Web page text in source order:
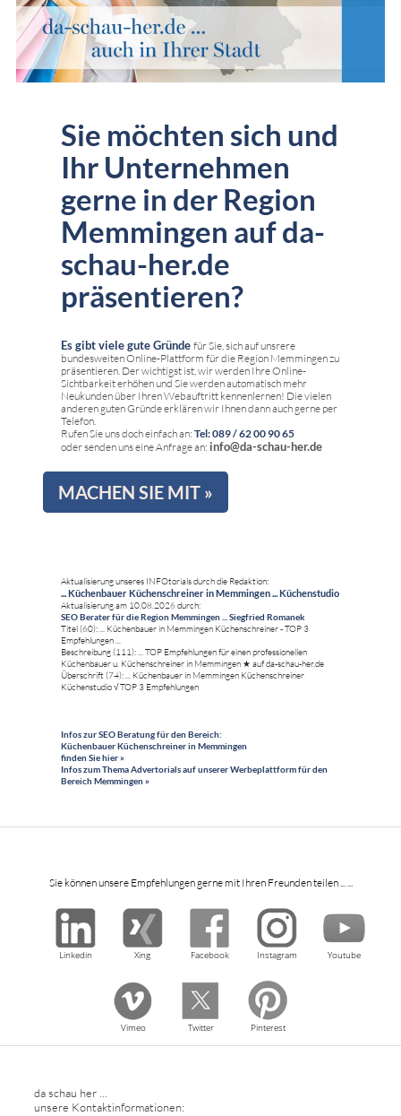
Sie möchten sich und
Ihr Unternehmen
gerne in der Region
Memmingen auf da-
schau-her.de
präsentieren?
Es gibt viele gute Gründe für Sie, sich auf unsrere
bundesweiten Online-Plattform für die Region Memmingen zu
präsentieren. Der wichtigst ist, wir werden Ihre Online-
Sichtbarkeit erhöhen und Sie werden automatisch mehr
Neukunden über Ihren Webauftritt kennenlernen! Die vielen
anderen guten Gründe erklären wir Ihnen dann auch gerne per
Telefon.
Rufen Sie uns doch einfach an: Tel: 089 / 62 00 90 65
oder senden uns eine Anfrage an: info@da-schau-her.de
MACHEN SIE MIT »
Aktualisierung unseres INFOtorials durch die Redaktion:
... Küchenbauer Küchenschreiner in Memmingen ... Küchenstudio
Aktualisierung am 10.08.2026 durch:
SEO Berater für die Region Memmingen ... Siegfried Romanek
Titel (60): ... Küchenbauer in Memmingen Küchenschreiner - TOP 3
Empfehlungen ...
Beschreibung (111): ... TOP Empfehlungen für einen professionellen
Küchenbauer u. Küchenschreiner in Memmingen ★ auf da-schau-her.de
Überschrift (74): ... Küchenbauer in Memmingen Küchenschreiner
Küchenstudio √ TOP 3 Empfehlungen
Infos zur SEO Beratung für den Bereich:
Küchenbauer Küchenschreiner in Memmingen
finden Sie hier »
Infos zum Thema Advertorials auf unserer Werbeplattform für den
Bereich Memmingen »
Sie können unsere Empfehlungen gerne mit Ihren Freunden teilen ... ...
Linkedin Xing Facebook Instagram Youtube
Vimeo Twitter Pinterest
da schau her ...
unsere Kontaktinformationen: